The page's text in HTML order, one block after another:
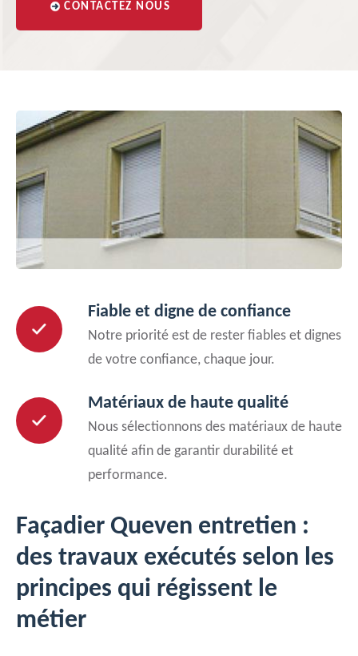
CONTACTEZ NOUS
Fiable et digne de confiance
Notre priorité est de rester fiables et dignes
de votre confiance, chaque jour.
Matériaux de haute qualité
Nous sélectionnons des matériaux de haute
qualité afin de garantir durabilité et
performance.
Façadier Queven entretien :
des travaux exécutés selon les
principes qui régissent le
métier